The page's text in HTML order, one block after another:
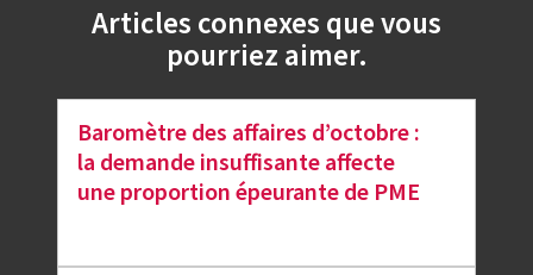
Articles connexes que vous
pourriez aimer.
Baromètre des affaires d’octobre :
la demande insuffisante affecte
une proportion épeurante de PME